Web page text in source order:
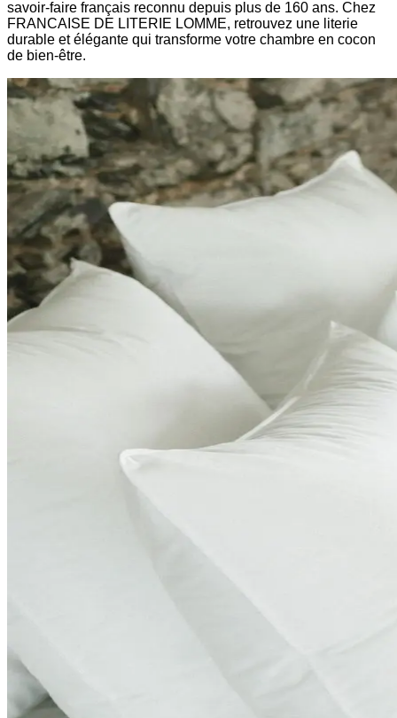
savoir-faire français reconnu depuis plus de 160 ans. Chez
FRANCAISE DE LITERIE LOMME, retrouvez une literie
durable et élégante qui transforme votre chambre en cocon
de bien-être.